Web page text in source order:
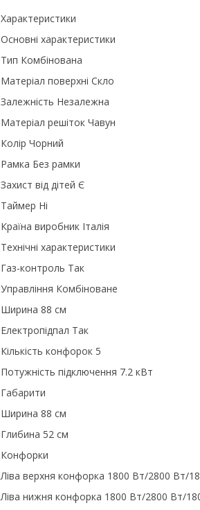
Характеристики
Основні характеристики
Тип Комбінована
Матеріал поверхні Скло
Залежність Незалежна
Матеріал решіток Чавун
Колір Чорний
Рамка Без рамки
Захист від дітей Є
Таймер Ні
Країна виробник Італія
Технічні характеристики
Газ-контроль Так
Управління Комбіноване
Ширина 88 см
Електропідпал Так
Кількість конфорок 5
Потужність підключення 7.2 кВт
Габарити
Ширина 88 см
Глибина 52 см
Конфорки
Ліва верхня конфорка 1800 Вт/2800 Вт/
Ліва нижня конфорка 1800 Вт/2800 Вт/